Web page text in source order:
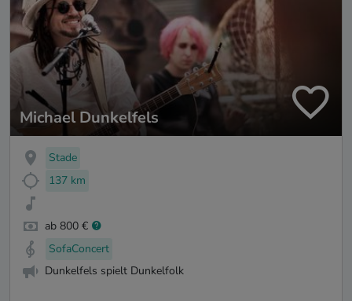
Michael Dunkelfels
Stade
137 km
ab 800 €
SofaConcert
Dunkelfels spielt Dunkelfolk